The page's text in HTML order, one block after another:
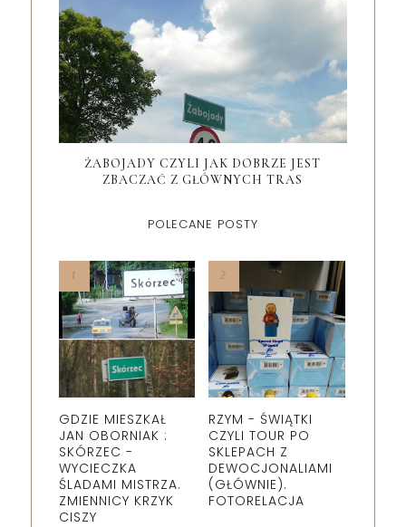
ŻABOJADY CZYLI JAK DOBRZE JEST
ZBACZAĆ Z GŁÓWNYCH TRAS
POLECANE POSTY
GDZIE MIESZKAŁ
JAN OBORNIAK :
SKÓRZEC -
WYCIECZKA
ŚLADAMI MISTRZA.
ZMIENNICY KRZYK
CISZY
RZYM - ŚWIĄTKI
CZYLI TOUR PO
SKLEPACH Z
DEWOCJONALIAMI
(GŁÓWNIE).
FOTORELACJA